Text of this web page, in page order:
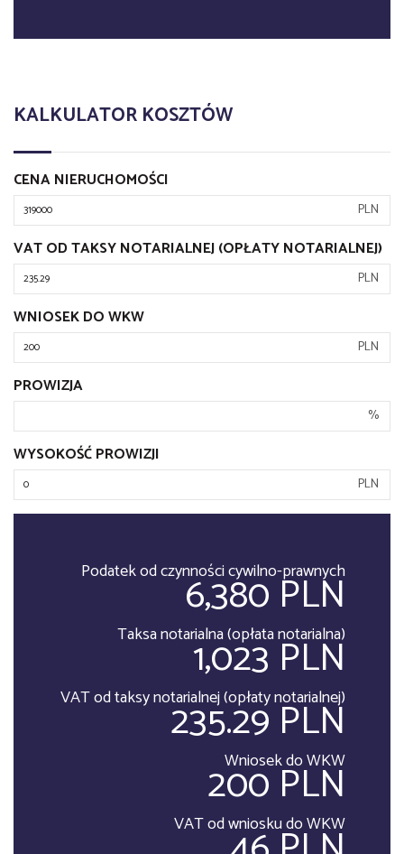
KALKULATOR KOSZTÓW
CENA NIERUCHOMOŚCI
PLN
VAT OD TAKSY NOTARIALNEJ (OPŁATY NOTARIALNEJ)
PLN
WNIOSEK DO WKW
PLN
PROWIZJA
%
WYSOKOŚĆ PROWIZJI
PLN
Podatek od czynności cywilno-prawnych
6,380 PLN
Taksa notarialna (opłata notarialna)
1,023 PLN
VAT od taksy notarialnej (opłaty notarialnej)
235.29 PLN
Wniosek do WKW
200 PLN
VAT od wniosku do WKW